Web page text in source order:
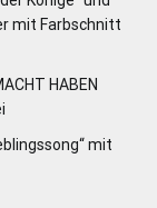
mit Farbschnitt
HABEN
mit